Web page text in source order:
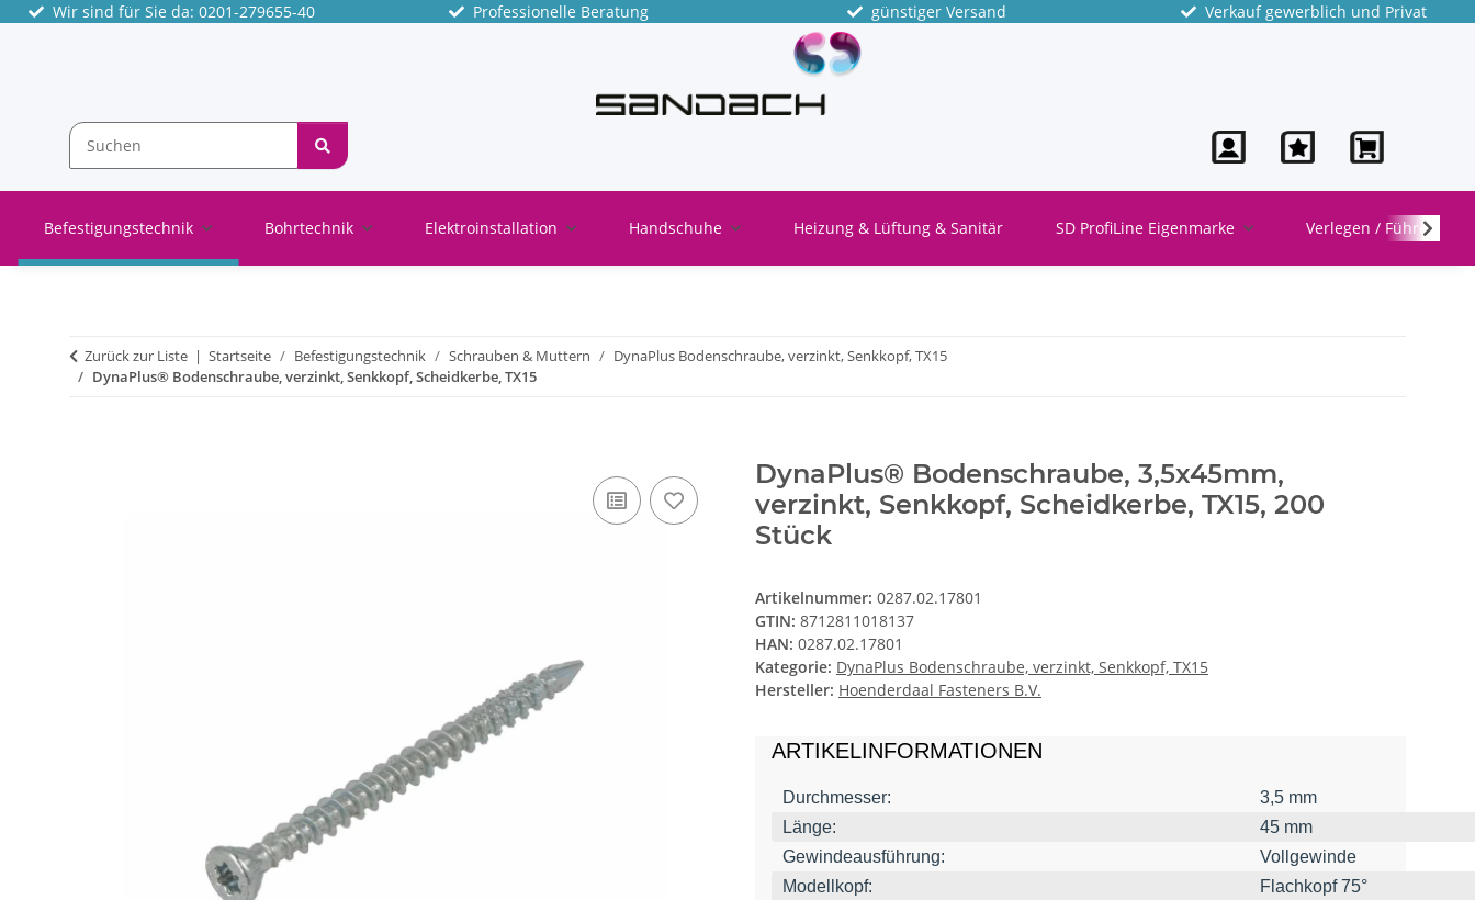
Wir sind für Sie da: 0201-279655-40 Professionelle Beratung günstiger Versand Verkauf gewerblich und Privat
Befestigungstechnik Bohrtechnik Elektroinstallation Handschuhe Heizung & Lüftung & Sanitär SD ProfiLine Eigenmarke Verlegen / Führen
Zurück zur Liste Startseite Befestigungstechnik Schrauben & Muttern
DynaPlus Bodenschraube, verzinkt, Senkkopf, TX15
DynaPlus® Bodenschraube, verzinkt, Senkkopf, Scheidkerbe, TX15
DynaPlus® Bodenschraube, 3,5x45mm,
verzinkt, Senkkopf, Scheidkerbe, TX15, 200
Stück
Artikelnummer: 0287.02.17801
GTIN: 8712811018137
HAN: 0287.02.17801
Kategorie: DynaPlus Bodenschraube, verzinkt, Senkkopf, TX15
Hersteller: Hoenderdaal Fasteners B.V.
ARTIKELINFORMATIONEN
Durchmesser:
3,5 mm
Länge:
45 mm
Gewindeausführung:
Vollgewinde
Modellkopf:
Flachkopf 75°